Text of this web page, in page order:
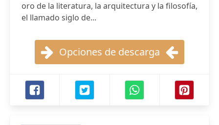
oro de la literatura, la arquitectura y la filosofía,
el llamado siglo de...
Opciones de descarga